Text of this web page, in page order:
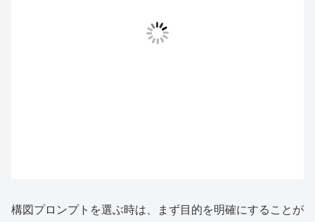
構図プロンプトを選ぶ時は、まず目的を明確にすることが